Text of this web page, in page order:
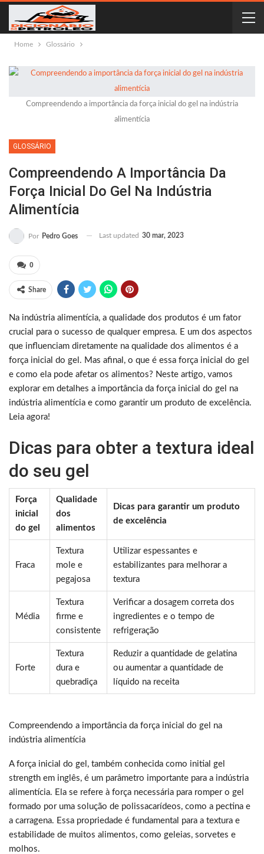
Home Glossário
Compreendendo a importância da força inicial do gel na indústria
alimentícia
GLOSSÁRIO
Compreendendo A Importância Da
Força Inicial Do Gel Na Indústria
Alimentícia
Por Pedro Goes Last updated 30 mar, 2023
0
Share
Na indústria alimentícia, a qualidade dos produtos é um fator
crucial para o sucesso de qualquer empresa. E um dos aspectos
que influenciam diretamente na qualidade dos alimentos é a
força inicial do gel. Mas afinal, o que é essa força inicial do gel
e como ela pode afetar os alimentos? Neste artigo, vamos
explorar em detalhes a importância da força inicial do gel na
indústria alimentícia e como garantir um produto de excelência.
Leia agora!
Dicas para obter a textura ideal
do seu gel
Força
inicial
do gel
Qualidade
dos
alimentos
Dicas para garantir um produto
de excelência
Fraca
Textura
mole e
pegajosa
Utilizar espessantes e
estabilizantes para melhorar a
textura
Média
Textura
firme e
consistente
Verificar a dosagem correta dos
ingredientes e o tempo de
refrigeração
Forte
Textura
dura e
quebradiça
Reduzir a quantidade de gelatina
ou aumentar a quantidade de
líquido na receita
Compreendendo a importância da força inicial do gel na
indústria alimentícia
A força inicial do gel, também conhecida como initial gel
strength em inglês, é um parâmetro importante para a indústria
alimentícia. Ela se refere à força necessária para romper o gel
formado por uma solução de polissacarídeos, como a pectina e
a carragena. Essa propriedade é fundamental para a textura e
estabilidade de muitos alimentos, como geleias, sorvetes e
molhos.